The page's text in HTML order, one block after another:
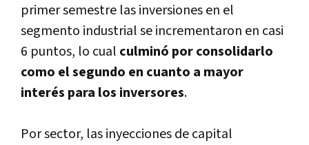
primer semestre las inversiones en el
segmento industrial se incrementaron en casi
6 puntos, lo cual culminó por consolidarlo
como el segundo en cuanto a mayor
interés para los inversores.
Por sector, las inyecciones de capital